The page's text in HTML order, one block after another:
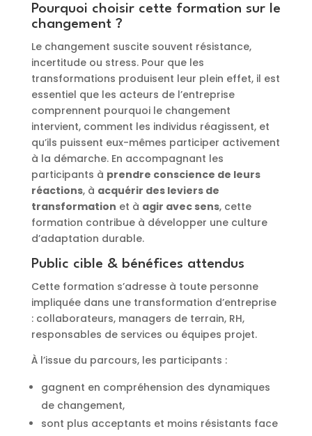
Pourquoi choisir cette formation sur le
changement ?
Le changement suscite souvent résistance,
incertitude ou stress. Pour que les
transformations produisent leur plein effet, il est
essentiel que les acteurs de l’entreprise
comprennent pourquoi le changement
intervient, comment les individus réagissent, et
qu’ils puissent eux-mêmes participer activement
à la démarche. En accompagnant les
participants à prendre conscience de leurs
réactions, à acquérir des leviers de
transformation et à agir avec sens, cette
formation contribue à développer une culture
d’adaptation durable.
Public cible & bénéfices attendus
Cette formation s’adresse à toute personne
impliquée dans une transformation d’entreprise
: collaborateurs, managers de terrain, RH,
responsables de services ou équipes projet.
À l’issue du parcours, les participants :
gagnent en compréhension des dynamiques
de changement,
sont plus acceptants et moins résistants face